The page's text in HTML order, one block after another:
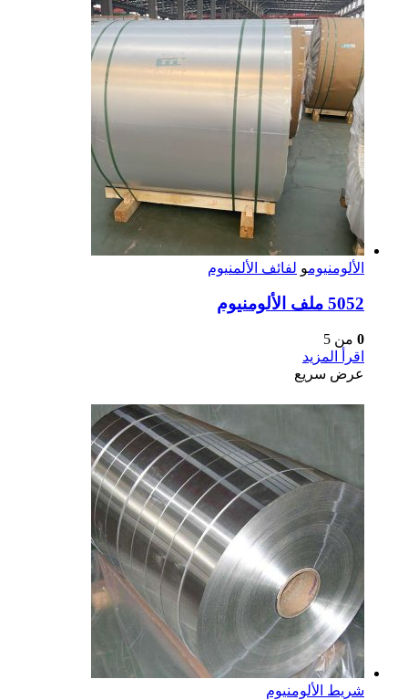
الألومنيومو لفائف الألمنيوم
5052 ملف الألومنيوم
0 من 5
اقرأ المزيد
عرض سريع
شريط الألومنيوم